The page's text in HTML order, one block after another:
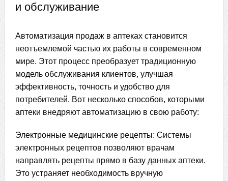
и обслуживание
Автоматизация продаж в аптеках становится
неотъемлемой частью их работы в современном
мире. Этот процесс преобразует традиционную
модель обслуживания клиентов, улучшая
эффективность, точность и удобство для
потребителей. Вот несколько способов, которыми
аптеки внедряют автоматизацию в свою работу:
Электронные медицинские рецепты: Системы
электронных рецептов позволяют врачам
направлять рецепты прямо в базу данных аптеки.
Это устраняет необходимость вручную